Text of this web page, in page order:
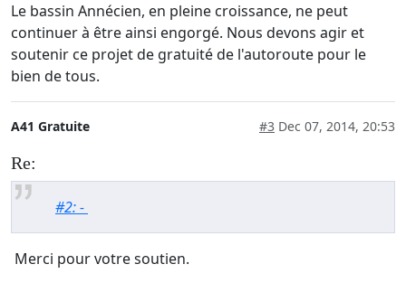
Le bassin Annécien, en pleine croissance, ne peut
continuer à être ainsi engorgé. Nous devons agir et
soutenir ce projet de gratuité de l'autoroute pour le
bien de tous.
A41 Gratuite #3 Dec 07, 2014, 20:53
Re:
#2: -
Merci pour votre soutien.